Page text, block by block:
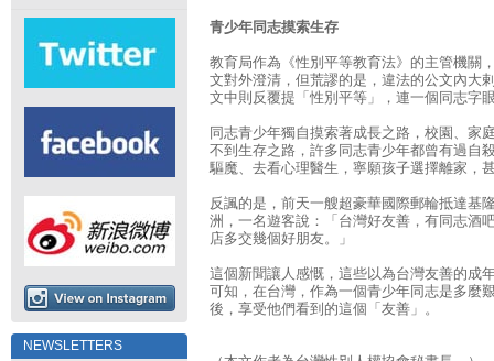
NEWSLETTERS
青少年同志摸索生存
教育局作為《性別平等教育法》的主管機關
文對外澄清，但荒謬的是，違法的公文內大
文中則反覆提「性別平等」，連一個同志字
同志青少年獨自摸索著成長之路，校園、家
不到生存之路，許多同志青少年都曾有過自
驅魔、去看心理醫生，寧願孩子選擇離家，
反諷的是，前天一艘超豪華國際郵輪抵達基
洲，一名遊客說：「台灣好友善，有同志酒
店多交幾個好朋友。」
這個新聞讓人感慨，這些以為台灣友善的成
可知，在台灣，作為一個青少年同志是多麼
後，享受他們看到的這個「友善」。